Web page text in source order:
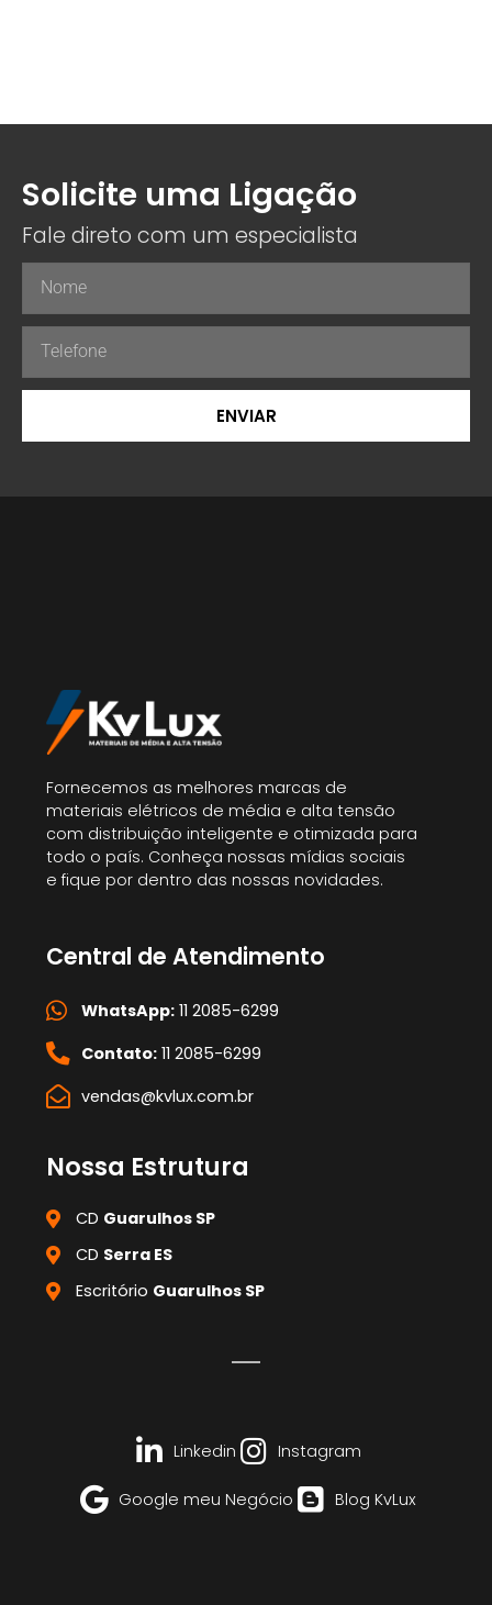
Solicite uma Ligação
Fale direto com um especialista
ENVIAR
Fornecemos as melhores marcas de
materiais elétricos de média e alta tensão
com distribuição inteligente e otimizada para
todo o país. Conheça nossas mídias sociais
e fique por dentro das nossas novidades.
Central de Atendimento
WhatsApp:11 2085-6299
Contato:11 2085-6299
vendas@kvlux.com.br
Nossa Estrutura
CD Guarulhos SP
CD Serra ES
Escritório Guarulhos SP
Linkedin Instagram
Google meu Negócio Blog KvLux